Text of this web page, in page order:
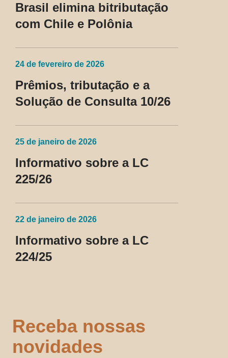
Brasil elimina bitributação
com Chile e Polônia
24 de fevereiro de 2026
Prêmios, tributação e a
Solução de Consulta 10/26
25 de janeiro de 2026
Informativo sobre a LC
225/26
22 de janeiro de 2026
Informativo sobre a LC
224/25
Receba nossas
novidades